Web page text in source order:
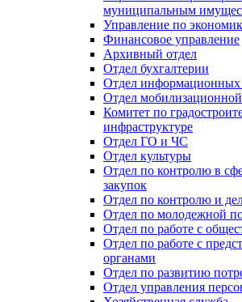
муниципальным
Управление по
Финансовое управление
Архивный отдел
Отдел бухгалтерии
Отдел информационных
Отдел
Комитет по
инфраструктуре
Отдел ГО и ЧС
Отдел культуры
Отдел по контролю в
закупок
Отдел по контролю и
Отдел по молодежной
Отдел по работе с
Отдел по работе с
органами
Отдел по развитию
Отдел управления